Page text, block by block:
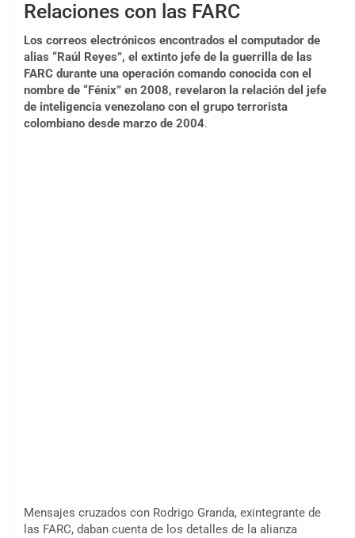
Relaciones con las FARC
Los correos electrónicos encontrados el computador de
alias “Raúl Reyes”, el extinto jefe de la guerrilla de las
FARC durante una operación comando conocida con el
nombre de “Fénix” en 2008, revelaron la relación del jefe
de inteligencia venezolano con el grupo terrorista
colombiano desde marzo de 2004.
Mensajes cruzados con Rodrigo Granda, exintegrante de
las FARC, daban cuenta de los detalles de la alianza